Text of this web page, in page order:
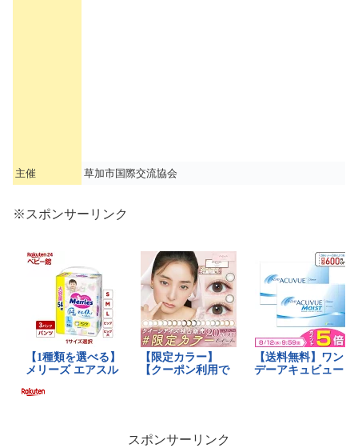
主催 草加市国際交流協会
※スポンサーリンク
スポンサーリンク